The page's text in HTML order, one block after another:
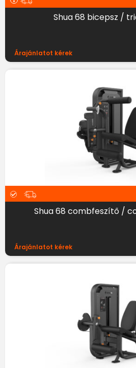
Shua 68 bicepsz /
Árajánlatot kérek
Shua 68 combfeszítő /
Árajánlatot kérek